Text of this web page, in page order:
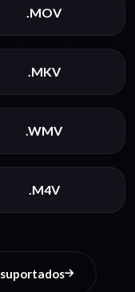
.MOV
.MKV
.WMV
.M4V